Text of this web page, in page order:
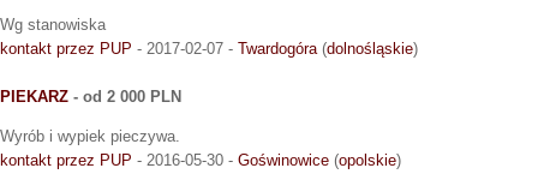
Wg stanowiska
kontakt przez PUP - 2017-02-07 - Twardogóra (dolnośląskie)
PIEKARZ - od 2 000 PLN
Wyrób i wypiek pieczywa.
kontakt przez PUP - 2016-05-30 - Goświnowice (opolskie)